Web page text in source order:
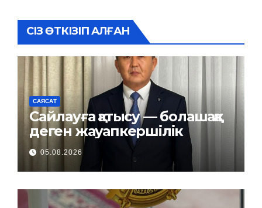
СІЗ ӨТКІЗІП АЛҒАН
САЯСАТ
Сайлауға қатысу — болашаққа
деген жауапкершілік
05.08.2026